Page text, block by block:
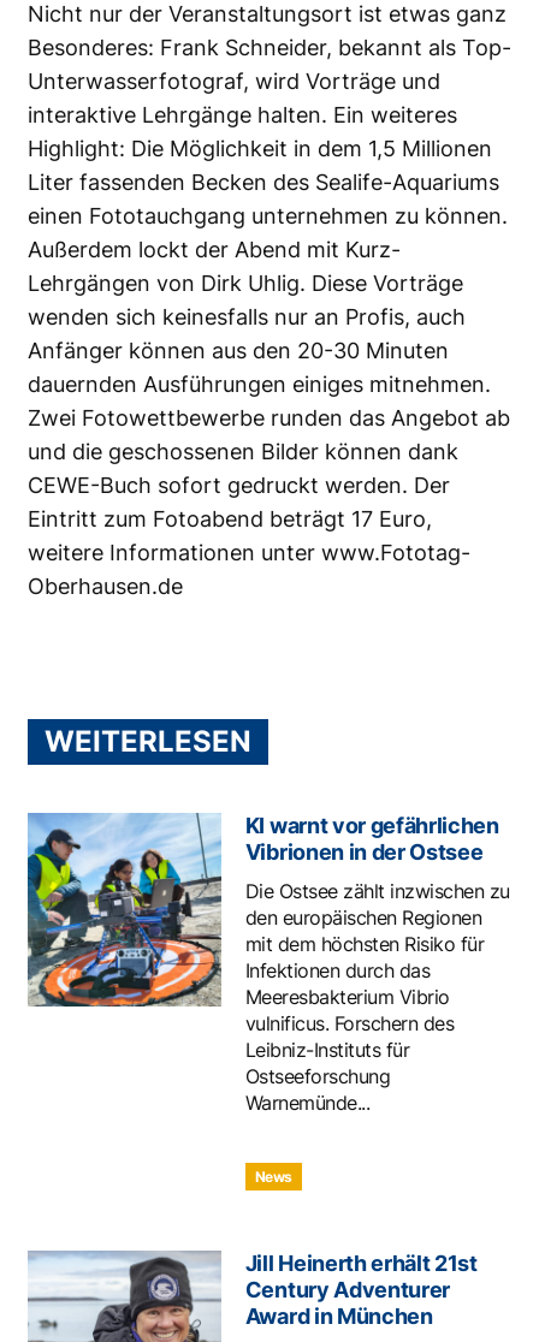
Nicht nur der Veranstaltungsort ist etwas ganz
Besonderes: Frank Schneider, bekannt als Top-
Unterwasserfotograf, wird Vorträge und
interaktive Lehrgänge halten. Ein weiteres
Highlight: Die Möglichkeit in dem 1,5 Millionen
Liter fassenden Becken des Sealife-Aquariums
einen Fototauchgang unternehmen zu können.
Außerdem lockt der Abend mit Kurz-
Lehrgängen von Dirk Uhlig. Diese Vorträge
wenden sich keinesfalls nur an Profis, auch
Anfänger können aus den 20-30 Minuten
dauernden Ausführungen einiges mitnehmen.
Zwei Fotowettbewerbe runden das Angebot ab
und die geschossenen Bilder können dank
CEWE-Buch sofort gedruckt werden. Der
Eintritt zum Fotoabend beträgt 17 Euro,
weitere Informationen unter www.Fototag-
Oberhausen.de
WEITERLESEN
KI warnt vor gefährlichen
Vibrionen in der Ostsee
Die Ostsee zählt inzwischen zu
den europäischen Regionen
mit dem höchsten Risiko für
Infektionen durch das
Meeresbakterium Vibrio
vulnificus. Forschern des
Leibniz-Instituts für
Ostseeforschung
Warnemünde...
News
Jill Heinerth erhält 21st
Century Adventurer
Award in München